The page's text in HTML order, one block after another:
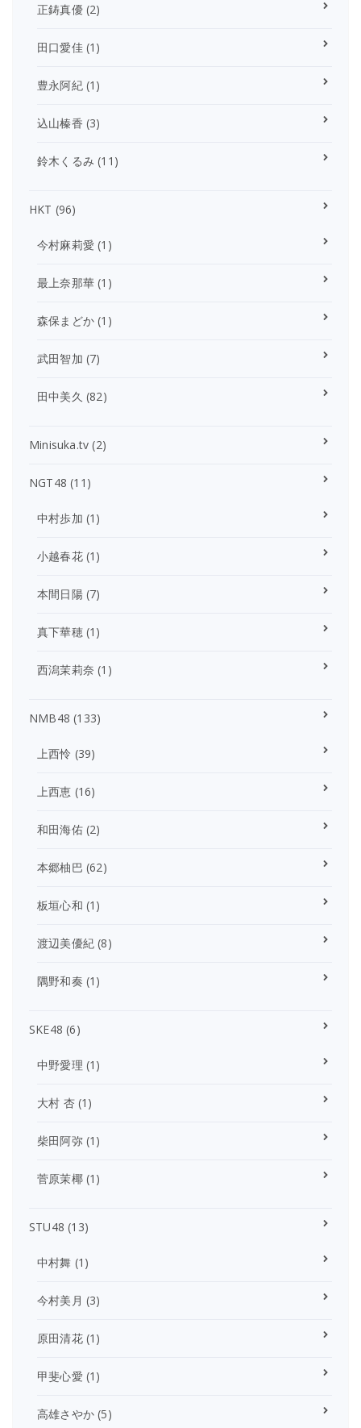
正鋳真優(2)
田口愛佳(1)
豊永阿紀(1)
込山榛香 (3)
鈴木くるみ (11)
HKT (96)
今村麻莉愛 (1)
最上奈那華 (1)
森保まどか (1)
武田智加 (7)
田中美久 (82)
Minisuka.tv (2)
NGT48 (11)
中村歩加 (1)
小越春花(1)
本間日陽(7)
真下華穂(1)
西潟茉莉奈 (1)
NMB48 (133)
上西怜 (39)
上西恵 (16)
和田海佑(2)
本郷柚巴 (62)
板垣心和 (1)
渡辺美優紀 (8)
隅野和奏 (1)
SKE48 (6)
中野愛理 (1)
大村 杏(1)
柴田阿弥(1)
菅原茉椰(1)
STU48 (13)
中村舞 (1)
今村美月 (3)
原田清花(1)
甲斐心愛 (1)
高雄さやか (5)